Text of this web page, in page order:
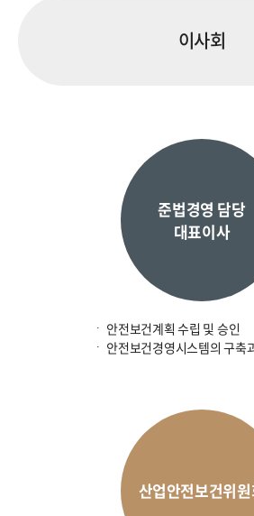
이사회
준법경영 담당
대표이사
안전보건계획 수립 및 승인
안전보건경영시스템의 구축
산업안전보건위원